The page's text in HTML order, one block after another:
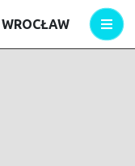
WROCŁAW